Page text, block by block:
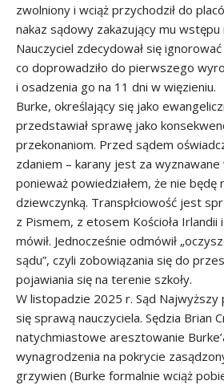
zwolniony i wciąż przychodził do
nakaz sądowy zakazujący mu wstępu
Nauczyciel zdecydował się
co doprowadziło do pierwszego
i osadzenia go na 11 dni w więzieniu.
Burke, określający się jako
przedstawiał sprawę jako
przekonaniom. Przed sądem
zdaniem – karany jest za wyznawane
ponieważ powiedziałem, że nie będę
dziewczynką. Transpłciowość jest
z Pismem, z etosem Kościoła Irlandii
mówił. Jednocześnie odmówił
sądu”, czyli zobowiązania się do
pojawiania się na terenie szkoły.
W listopadzie 2025 r. Sąd Najwyższy
się sprawą nauczyciela. Sędzia Brian
natychmiastowe aresztowanie
wynagrodzenia na pokrycie
grzywien (Burke formalnie wciąż